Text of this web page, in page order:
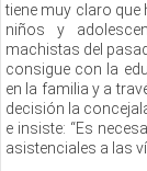
tiene muy claro que
niños y
machistas del
consigue con la
en la familia y a
decisión la
e insiste: “Es
asistenciales a las